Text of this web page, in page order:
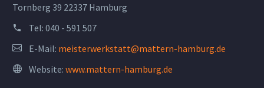
Tornberg 39 22337 Hamburg
Tel: 040 - 591 507
E-Mail: meisterwerkstatt@mattern-hamburg.de
Website: www.mattern-hamburg.de